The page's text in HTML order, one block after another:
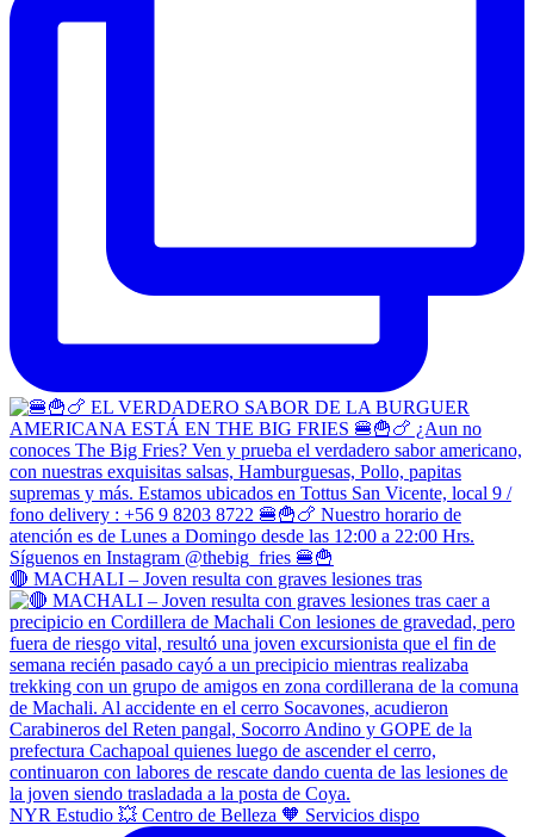
🔴 MACHALI – Joven resulta con graves lesiones tras
NYR Estudio 💥 Centro de Belleza 🧡 Servicios dispo